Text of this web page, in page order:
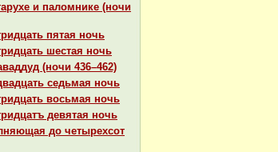
и паломнике (ночи
пятая ночь
шестая ночь
(ночи 436–462)
седьмая ночь
восьмая ночь
девятая ночь
до четырехсот